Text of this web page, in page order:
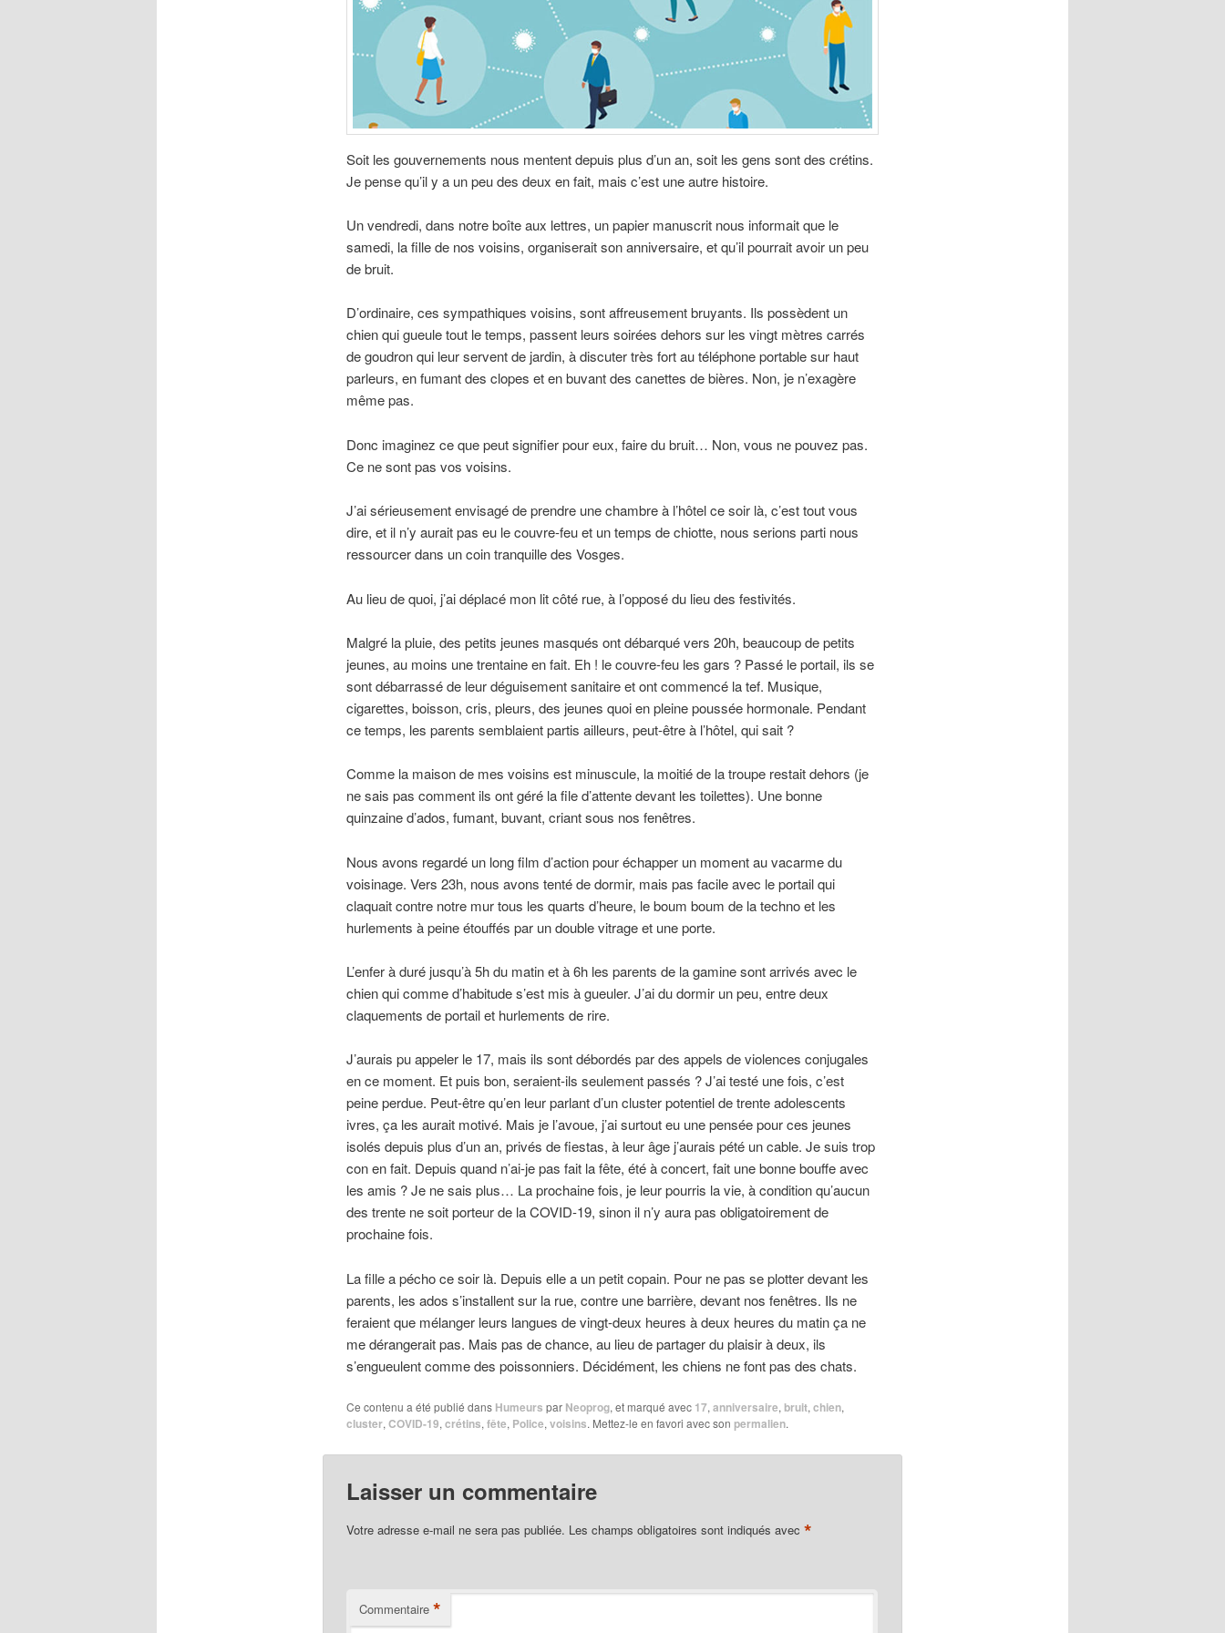
Soit les gouvernements nous mentent depuis plus d’un an, soit les gens sont des crétins.
Je pense qu’il y a un peu des deux en fait, mais c’est une autre histoire.
Un vendredi, dans notre boîte aux lettres, un papier manuscrit nous informait que le
samedi, la fille de nos voisins, organiserait son anniversaire, et qu’il pourrait avoir un peu
de bruit.
D’ordinaire, ces sympathiques voisins, sont affreusement bruyants. Ils possèdent un
chien qui gueule tout le temps, passent leurs soirées dehors sur les vingt mètres carrés
de goudron qui leur servent de jardin, à discuter très fort au téléphone portable sur haut
parleurs, en fumant des clopes et en buvant des canettes de bières. Non, je n’exagère
même pas.
Donc imaginez ce que peut signifier pour eux, faire du bruit… Non, vous ne pouvez pas.
Ce ne sont pas vos voisins.
J’ai sérieusement envisagé de prendre une chambre à l’hôtel ce soir là, c’est tout vous
dire, et il n’y aurait pas eu le couvre-feu et un temps de chiotte, nous serions parti nous
ressourcer dans un coin tranquille des Vosges.
Au lieu de quoi, j’ai déplacé mon lit côté rue, à l’opposé du lieu des festivités.
Malgré la pluie, des petits jeunes masqués ont débarqué vers 20h, beaucoup de petits
jeunes, au moins une trentaine en fait. Eh ! le couvre-feu les gars ? Passé le portail, ils se
sont débarrassé de leur déguisement sanitaire et ont commencé la tef. Musique,
cigarettes, boisson, cris, pleurs, des jeunes quoi en pleine poussée hormonale. Pendant
ce temps, les parents semblaient partis ailleurs, peut-être à l’hôtel, qui sait ?
Comme la maison de mes voisins est minuscule, la moitié de la troupe restait dehors (je
ne sais pas comment ils ont géré la file d’attente devant les toilettes). Une bonne
quinzaine d’ados, fumant, buvant, criant sous nos fenêtres.
Nous avons regardé un long film d’action pour échapper un moment au vacarme du
voisinage. Vers 23h, nous avons tenté de dormir, mais pas facile avec le portail qui
claquait contre notre mur tous les quarts d’heure, le boum boum de la techno et les
hurlements à peine étouffés par un double vitrage et une porte.
L’enfer à duré jusqu’à 5h du matin et à 6h les parents de la gamine sont arrivés avec le
chien qui comme d’habitude s’est mis à gueuler. J’ai du dormir un peu, entre deux
claquements de portail et hurlements de rire.
J’aurais pu appeler le 17, mais ils sont débordés par des appels de violences conjugales
en ce moment. Et puis bon, seraient-ils seulement passés ? J’ai testé une fois, c’est
peine perdue. Peut-être qu’en leur parlant d’un cluster potentiel de trente adolescents
ivres, ça les aurait motivé. Mais je l’avoue, j’ai surtout eu une pensée pour ces jeunes
isolés depuis plus d’un an, privés de fiestas, à leur âge j’aurais pété un cable. Je suis trop
con en fait. Depuis quand n’ai-je pas fait la fête, été à concert, fait une bonne bouffe avec
les amis ? Je ne sais plus… La prochaine fois, je leur pourris la vie, à condition qu’aucun
des trente ne soit porteur de la COVID-19, sinon il n’y aura pas obligatoirement de
prochaine fois.
La fille a pécho ce soir là. Depuis elle a un petit copain. Pour ne pas se plotter devant les
parents, les ados s’installent sur la rue, contre une barrière, devant nos fenêtres. Ils ne
feraient que mélanger leurs langues de vingt-deux heures à deux heures du matin ça ne
me dérangerait pas. Mais pas de chance, au lieu de partager du plaisir à deux, ils
s’engueulent comme des poissonniers. Décidément, les chiens ne font pas des chats.
Ce contenu a été publié dans Humeurs par Neoprog, et marqué avec 17, anniversaire, bruit, chien,
cluster, COVID-19, crétins, fête, Police, voisins. Mettez-le en favori avec son permalien.
Laisser un commentaire
Votre adresse e-mail ne sera pas publiée. Les champs obligatoires sont indiqués avec *
Commentaire *